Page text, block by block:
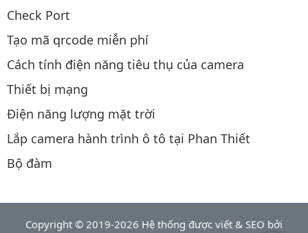
Check Port
Tạo mã qrcode miễn phí
Cách tính điện năng tiêu thụ của camera
Thiết bị mạng
Điện năng lượng mặt trời
Lắp camera hành trình ô tô tại Phan Thiết
Bộ đàm
Copyright © 2019-2026 Hệ thống được viết & SEO bởi